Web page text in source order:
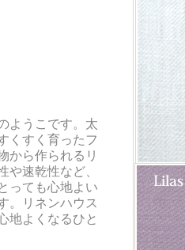
ようこです。太
くすく育ったフ
から作られるリ
や速乾性など、
っても心地よい
。リネンハウス
地よくなるひと